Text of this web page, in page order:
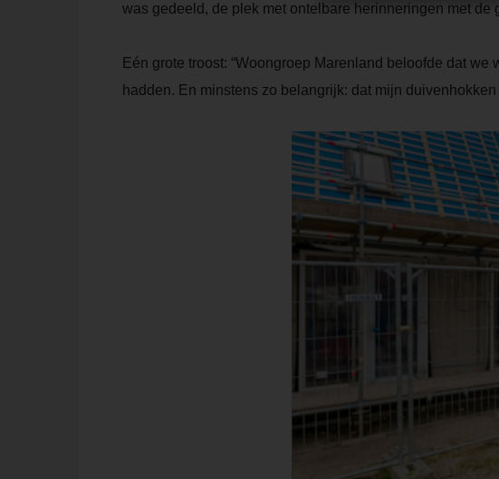
was gedeeld, de plek met ontelbare herinneringen met de
Eén grote troost: “Woongroep Marenland beloofde dat
hadden. En minstens zo belangrijk: dat mijn